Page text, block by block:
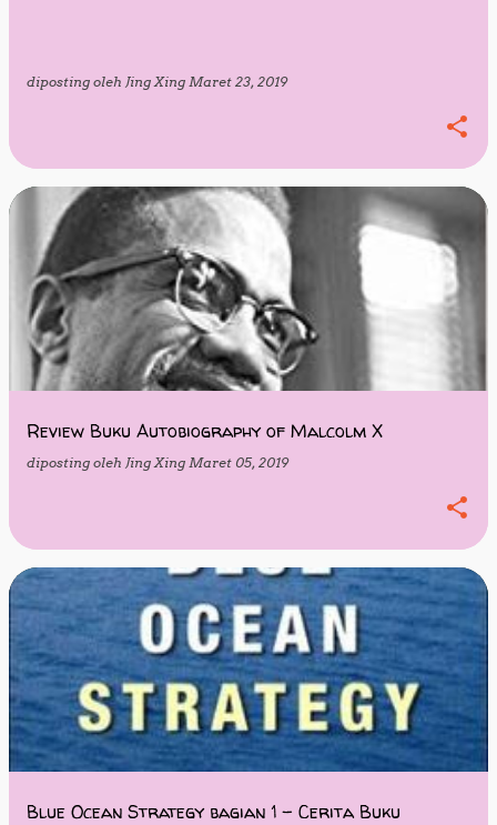
diposting oleh Jing Xing Maret 23, 2019
Review Buku Autobiography of Malcolm X
diposting oleh Jing Xing Maret 05, 2019
Blue Ocean Strategy bagian 1 - Cerita Buku